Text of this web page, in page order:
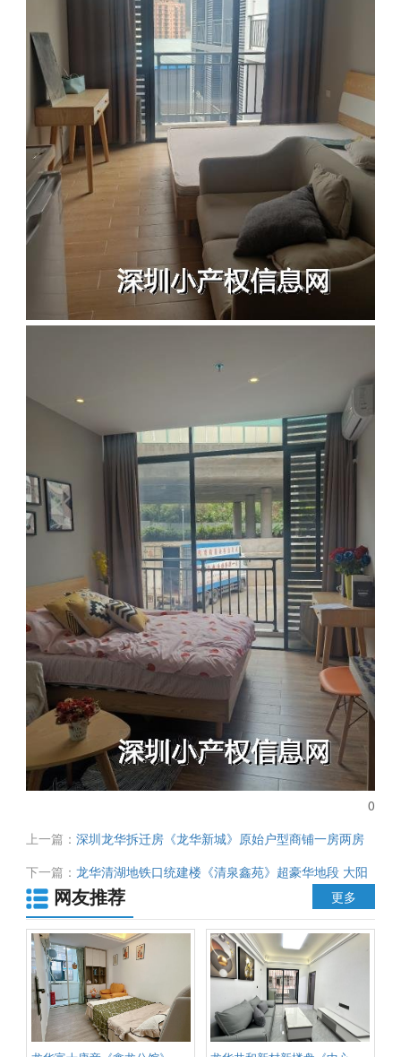
0
上一篇：深圳龙华拆迁房《龙华新城》原始户型商铺一房两房
总价63.8万起 华润项目部已设立 意向征集已做 100%拆迁
下一篇：龙华清湖地铁口统建楼《清泉鑫苑》超豪华地段 大阳
台看外景 家私家电齐全 全部按样板房标准交房 首付35.8万起
网友推荐 更多